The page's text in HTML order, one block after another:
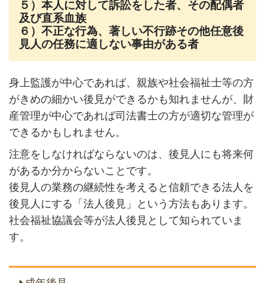
５）本人に対して訴訟をした者、その配偶者
及び直系血族
６）不正な行為、著しい不行跡その他任意後
見人の任務に適しない事由がある者
身上監護が中心であれば、親族や社会福祉士等の方
がきめの細かい後見ができるかも知れませんが、財
産管理が中心であれば司法書士の方が適切な管理が
できるかもしれません。
注意をしなければならないのは、後見人にも将来何
があるか分からないことです。
後見人の業務の継続性を考えると信頼できる法人を
後見人にする「法人後見」という方法もあります。
社会福祉協議会等が法人後見として知られていま
す。